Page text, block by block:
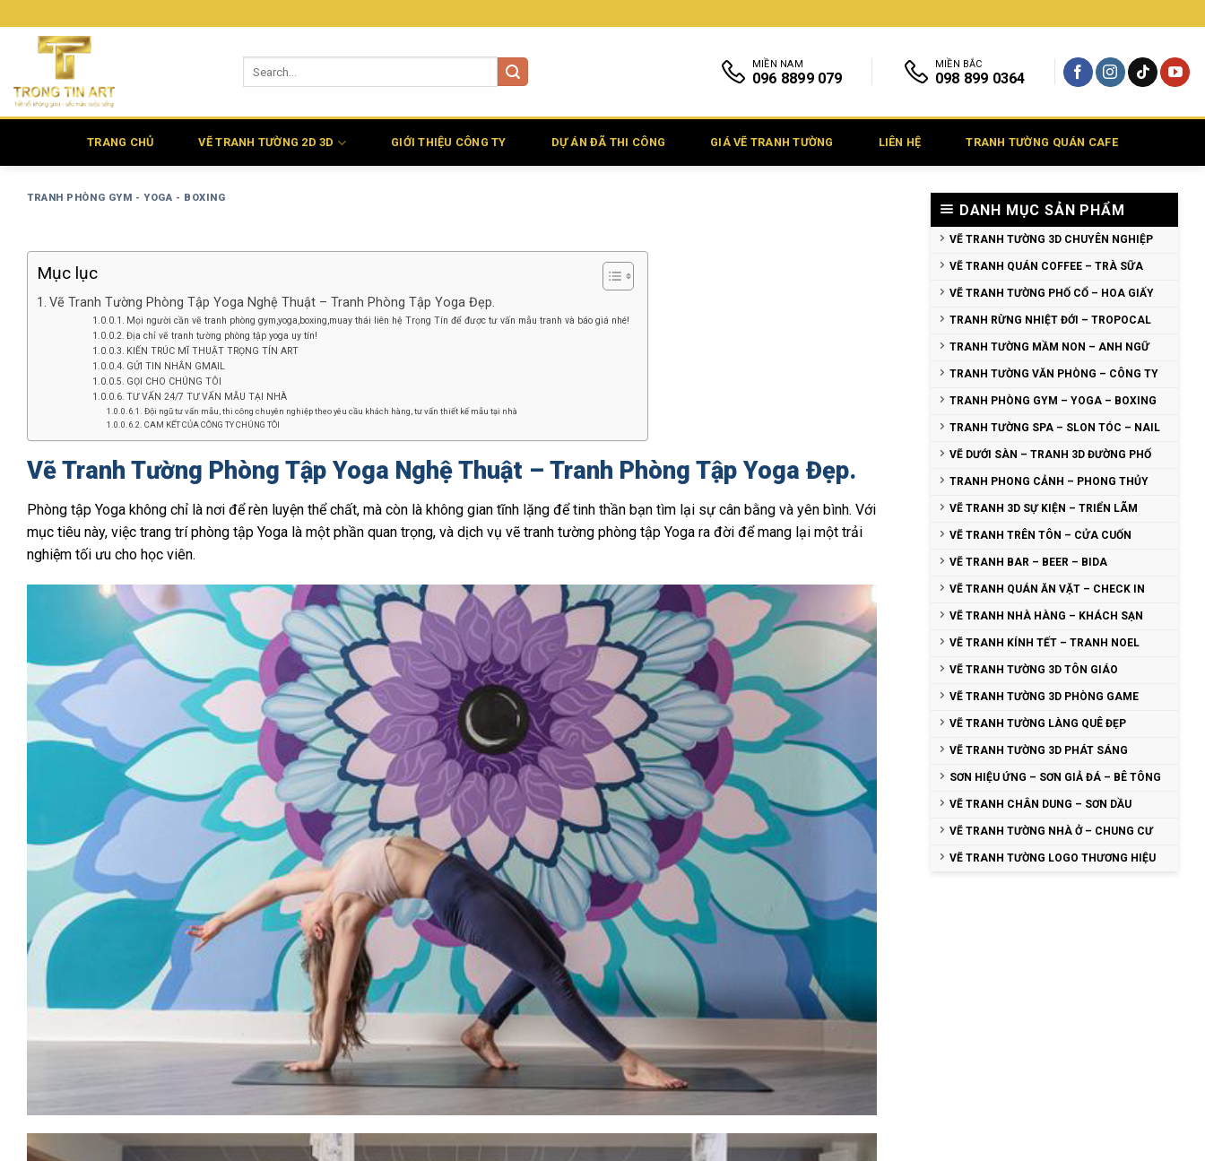
qua
MIỀN NAM
096 8899 079
MIỀN BẮC
098 899 0364
TRANG CHỦ VẼ TRANH TƯỜNG 2D 3D GIỚI THIỆU CÔNG TY DỰ ÁN ĐÃ THI CÔNG GIÁ VẼ TRANH TƯỜNG LIÊN HỆ TRANH TƯỜNG QUÁN CAFE
TRANH PHÒNG GYM - YOGA - BOXING
Mục lục
Vẽ Tranh Tường Phòng Tập Yoga Nghệ Thuật – Tranh Phòng Tập Yoga Đẹp.
Mọi người cần vẽ tranh phòng gym,yoga,boxing,muay thái liên hệ Trọng Tín để được tư vấn mẫu tranh và báo giá nhé!
Địa chỉ vẽ tranh tường phòng tập yoga uy tín!
KIẾN TRÚC MĨ THUẬT TRỌNG TÍN ART
GỬI TIN NHẮN GMAIL
GỌI CHO CHÚNG TÔI
TƯ VẤN 24/7 TƯ VẤN MẪU TẠI NHÀ
Đội ngũ tư vấn mẫu, thi công chuyên nghiệp theo yêu cầu khách hàng, tư vấn thiết kế mẫu tại nhà
CAM KẾT CỦA CÔNG TY CHÚNG TÔI
Vẽ Tranh Tường Phòng Tập Yoga Nghệ Thuật – Tranh Phòng Tập Yoga Đẹp.
Phòng tập Yoga không chỉ là nơi để rèn luyện thể chất, mà còn là không gian tĩnh lặng để tinh thần bạn tìm lại sự cân bằng và yên bình. Với
mục tiêu này, việc trang trí phòng tập Yoga là một phần quan trọng, và dịch vụ vẽ tranh tường phòng tập Yoga ra đời để mang lại một trải
nghiệm tối ưu cho học viên.
DANH MỤC SẢN PHẨM
VẼ TRANH TƯỜNG 3D CHUYÊN NGHIỆP
VẼ TRANH QUÁN COFFEE – TRÀ SỮA
VẼ TRANH TƯỜNG PHỐ CỔ – HOA GIẤY
TRANH RỪNG NHIỆT ĐỚI – TROPOCAL
TRANH TƯỜNG MẦM NON – ANH NGỮ
TRANH TƯỜNG VĂN PHÒNG – CÔNG TY
TRANH PHÒNG GYM – YOGA – BOXING
TRANH TƯỜNG SPA – SLON TÓC – NAIL
VẼ DƯỚI SÀN – TRANH 3D ĐƯỜNG PHỐ
TRANH PHONG CẢNH – PHONG THỦY
VẼ TRANH 3D SỰ KIỆN – TRIỂN LÃM
VẼ TRANH TRÊN TÔN – CỬA CUỐN
VẼ TRANH BAR – BEER – BIDA
VẼ TRANH QUÁN ĂN VẶT – CHECK IN
VẼ TRANH NHÀ HÀNG – KHÁCH SẠN
VẼ TRANH KÍNH TẾT – TRANH NOEL
VẼ TRANH TƯỜNG 3D TÔN GIÁO
VẼ TRANH TƯỜNG 3D PHÒNG GAME
VẼ TRANH TƯỜNG LÀNG QUÊ ĐẸP
VẼ TRANH TƯỜNG 3D PHÁT SÁNG
SƠN HIỆU ỨNG – SƠN GIẢ ĐÁ – BÊ TÔNG
VẼ TRANH CHÂN DUNG – SƠN DẦU
VẼ TRANH TƯỜNG NHÀ Ở – CHUNG CƯ
VẼ TRANH TƯỜNG LOGO THƯƠNG HIỆU